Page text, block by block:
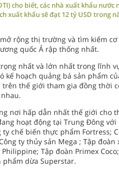
cho biết, các nhà xuất khẩu
xuất khẩu sẽ đạt 12 tỷ USD trong
rộng thị trường và tìm kiếm
quốc Ả rập thống nhất.
nhất và lớn nhất trong lĩnh
hoạch quảng bá sản phẩm
thế giới tham gia đồng thời
nơi hấp dẫn nhất thế giới cho
hoạt động tại Trung Đông
chế biến thực phẩm Fortress;
ty thủy sản Mega ; Tập đoàn
Tập đoàn Primex
phẩm dừa Superstar.